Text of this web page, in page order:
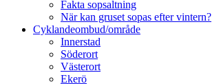
Fakta sopsaltning
När kan gruset sopas efter vintern?
Cyklandeombud/område
Innerstad
Söderort
Västerort
Ekerö